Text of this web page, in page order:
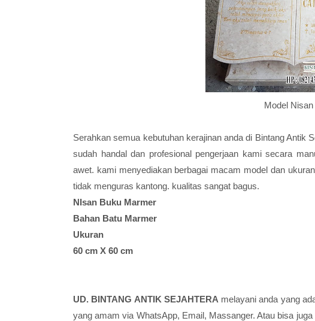
Model
Serahkan semua kebutuhan kerajinan anda di Bintang Antik
sudah handal dan profesional pengerjaan kami secara
awet. kami menyediakan berbagai macam model dan
tidak menguras kantong. kualitas sangat bagus.
NIsan Buku Marmer
Bahan Batu Marmer
Ukuran
60 cm X 60 cm
UD. BINTANG ANTIK SEJAHTERA melayani anda yang
yang amam via WhatsApp, Email, Massanger. Atau bisa